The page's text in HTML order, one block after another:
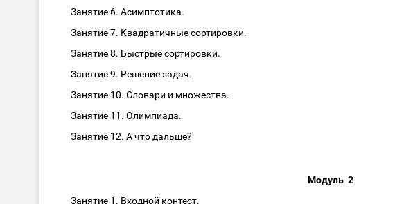
Занятие 6. Асимптотика.
Занятие 7. Квадратичные сортировки.
Занятие 8. Быстрые сортировки.
Занятие 9. Решение задач.
Занятие 10. Словари и множества.
Занятие 11. Олимпиада.
Занятие 12. А что дальше?
Модуль 2
Занятие 1. Входной контест.